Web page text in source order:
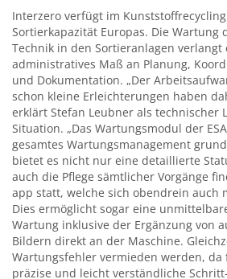
Interzero verfügt im
Sortierkapazität Europas. Die Wartung
Technik in den Sortieranlagen verlangt
administratives Maß an Planung,
und Dokumentation. „Der
schon kleine Erleichterungen haben
erklärt Stefan Leubner als technischer
Situation. „Das Wartungsmodul der
gesamtes Wartungsmanagement
bietet es nicht nur eine detaillierte
auch die Pflege sämtlicher Vorgänge
app statt, welche sich obendrein auch
Dies ermöglicht sogar eine
Wartung inklusive der Ergänzung von
Bildern direkt an der Maschine.
Wartungsfehler vermieden werden, da
präzise und leicht verständliche